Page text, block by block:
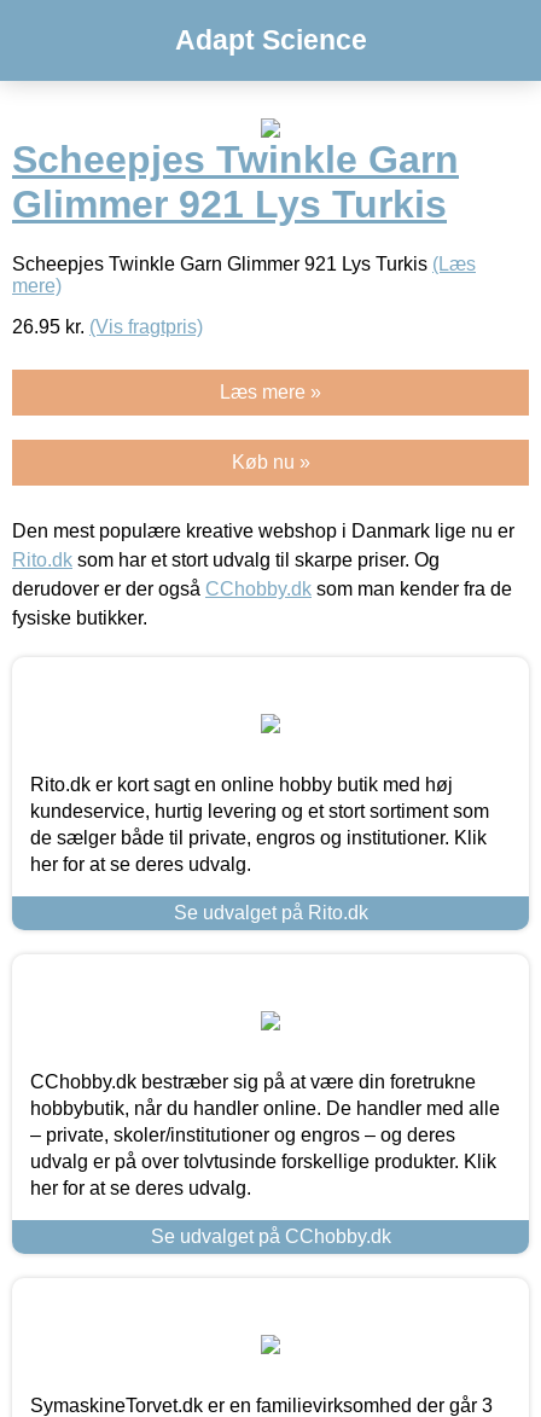
Adapt Science
Scheepjes Twinkle Garn
Glimmer 921 Lys Turkis
Scheepjes Twinkle Garn Glimmer 921 Lys Turkis (Læs
mere)
26.95 kr. (Vis fragtpris)
Læs mere »
Køb nu »
Den mest populære kreative webshop i Danmark lige nu er
Rito.dk som har et stort udvalg til skarpe priser. Og
derudover er der også CChobby.dk som man kender fra de
fysiske butikker.
Rito.dk er kort sagt en online hobby butik med høj
kundeservice, hurtig levering og et stort sortiment som
de sælger både til private, engros og institutioner. Klik
her for at se deres udvalg.
Se udvalget på Rito.dk
CChobby.dk bestræber sig på at være din foretrukne
hobbybutik, når du handler online. De handler med alle
– private, skoler/institutioner og engros – og deres
udvalg er på over tolvtusinde forskellige produkter. Klik
her for at se deres udvalg.
Se udvalget på CChobby.dk
SymaskineTorvet.dk er en familievirksomhed der går 3